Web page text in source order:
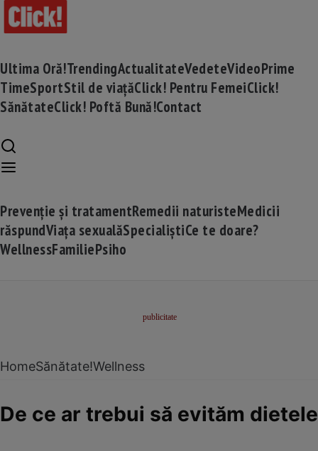
Ultima Oră!TrendingActualitateVedeteVideoPrime
TimeSportStil de viațăClick! Pentru FemeiClick!
SănătateClick! Poftă Bună!Contact
Prevenție și tratamentRemedii naturisteMedicii
răspundViața sexualăSpecialiștiCe te doare?
WellnessFamiliePsiho
HomeSănătate!Wellness
De ce ar trebui să evităm